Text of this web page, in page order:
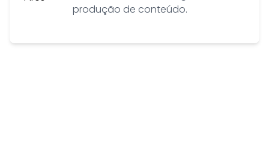
produção de conteúdo.